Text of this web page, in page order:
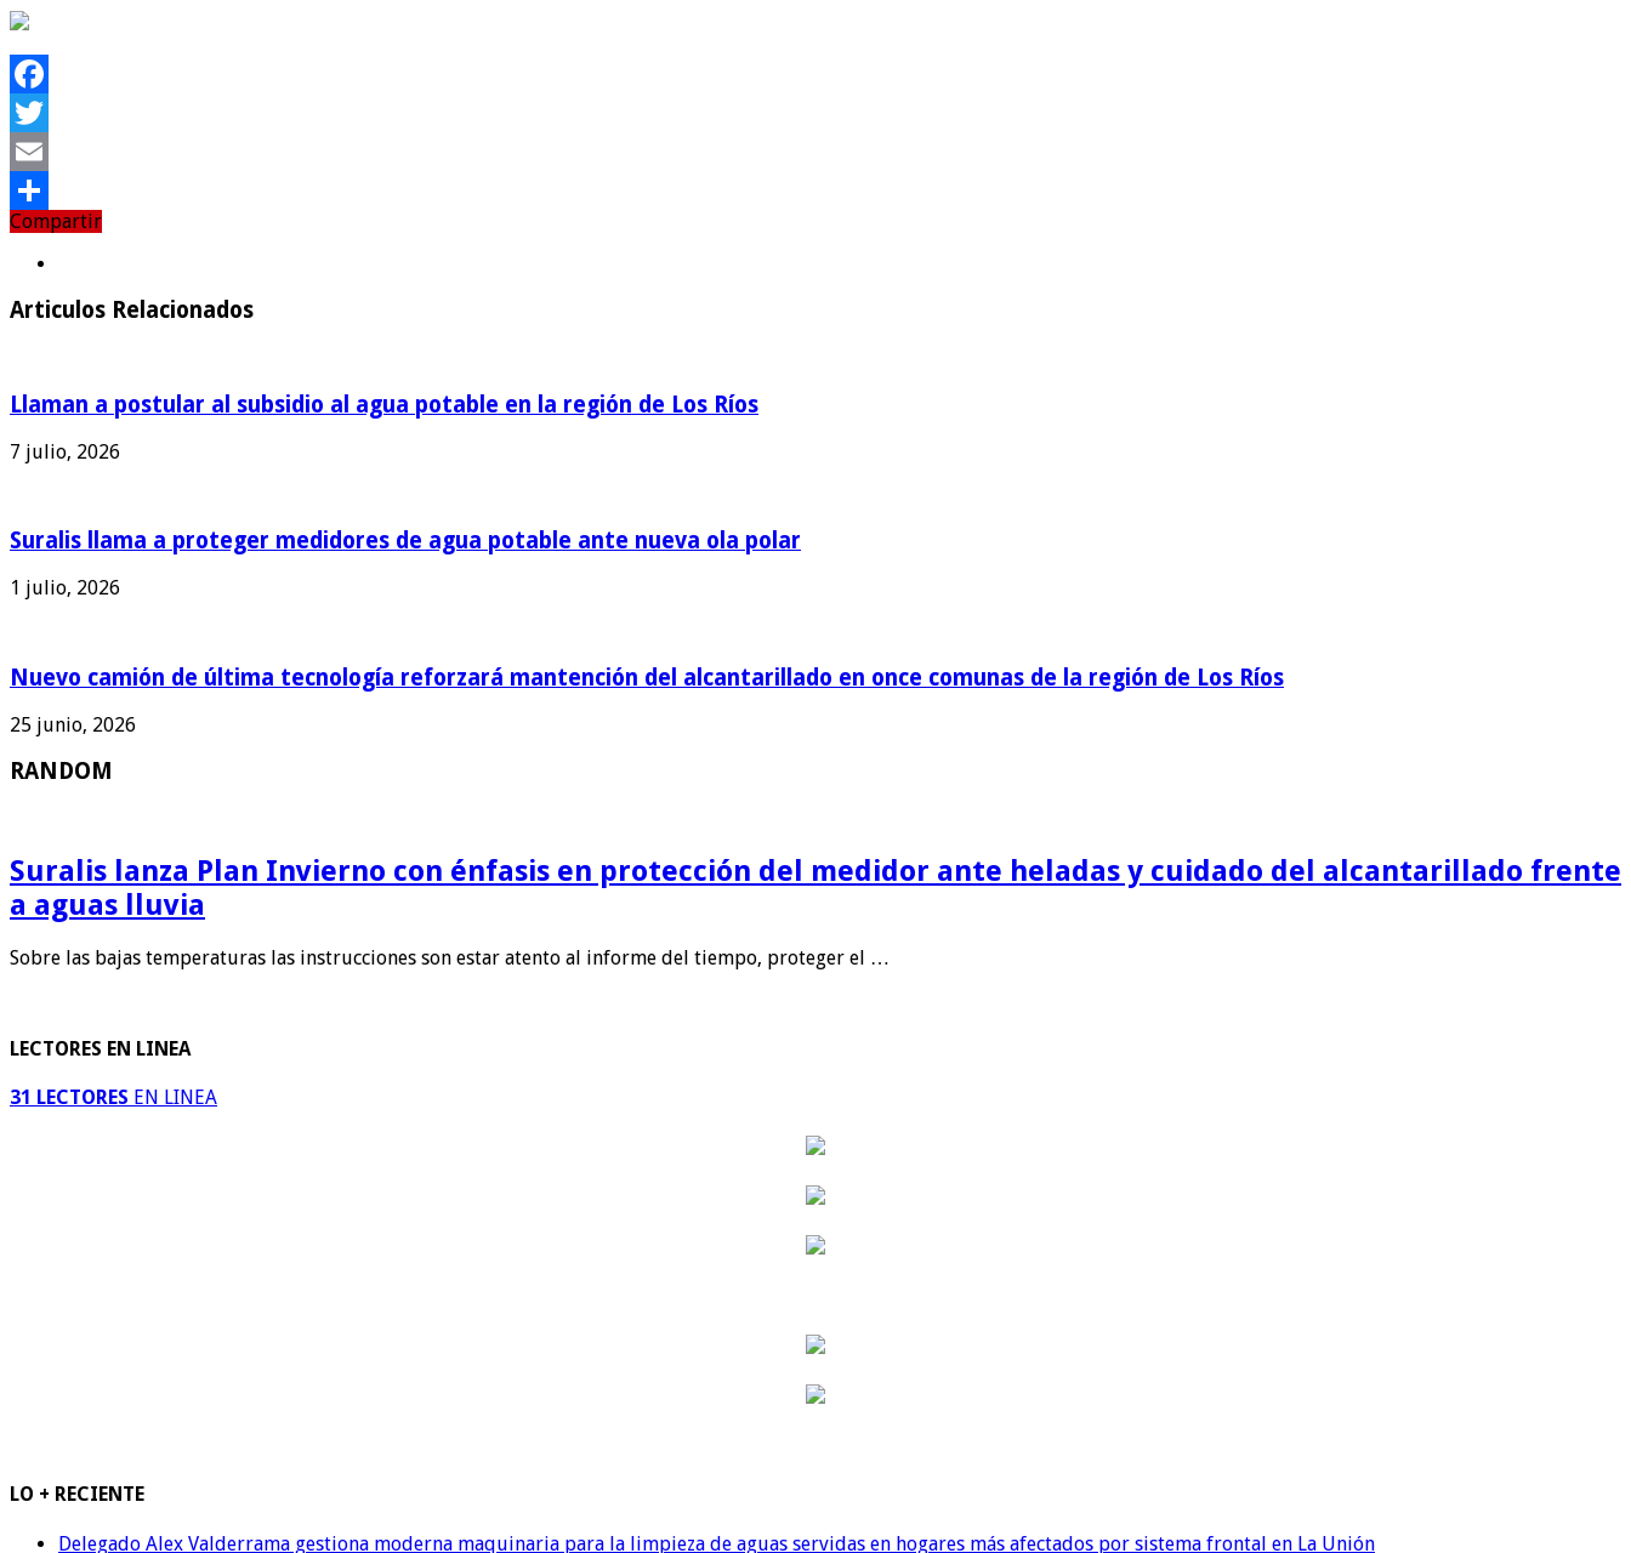
Facebook
Twitter
Email
Compartir
Compartir
Articulos Relacionados
Llaman a postular al subsidio al agua potable en la región de Los Ríos
7 julio, 2026
Suralis llama a proteger medidores de agua potable ante nueva ola polar
1 julio, 2026
Nuevo camión de última tecnología reforzará mantención del alcantarillado en once comunas de la región de Los Ríos
25 junio, 2026
RANDOM
Suralis lanza Plan Invierno con énfasis en protección del medidor ante heladas y cuidado del alcantarillado frente
a aguas lluvia
Sobre las bajas temperaturas las instrucciones son estar atento al informe del tiempo, proteger el …
LECTORES EN LINEA
31 LECTORES EN LINEA
LO + RECIENTE
Delegado Alex Valderrama gestiona moderna maquinaria para la limpieza de aguas servidas en hogares más afectados por sistema frontal en La Unión